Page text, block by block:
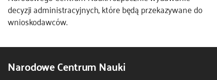
decyzji administracyjnych, które będą przekazywane do
wnioskodawców.
Narodowe Centrum Nauki